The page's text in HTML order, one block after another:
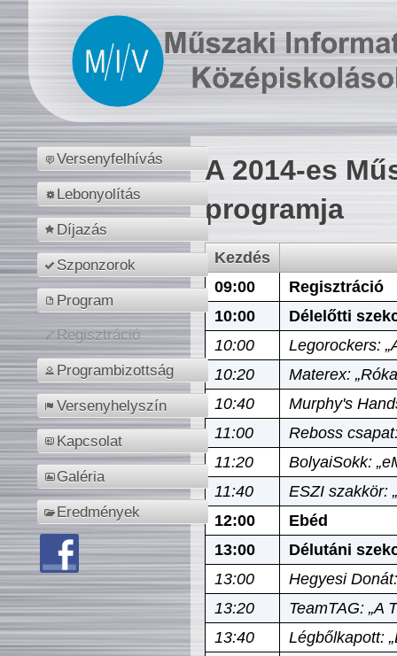
Versenyfelhívás
Lebonyolítás
Díjazás
Szponzorok
Program
Regisztráció
Programbizottság
Versenyhelyszín
Kapcsolat
Galéria
Eredmények
A 2014-es
programja
Kezdés
09:00
Regisztráció
10:00
Délelőtti
10:00
Legorockers:
10:20
Materex:
10:40
Murphy's
11:00
Reboss
11:20
BolyaiSokk:
11:40
ESZI szakkör:
12:00
Ebéd
13:00
Délutáni
13:00
Hegyesi
13:20
TeamTAG: „A
13:40
Légbőlkapott: